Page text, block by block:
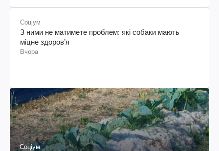
Соціум
З ними не матимете проблем: які собаки мають
міцне здоров’я
Вчора
Соціум